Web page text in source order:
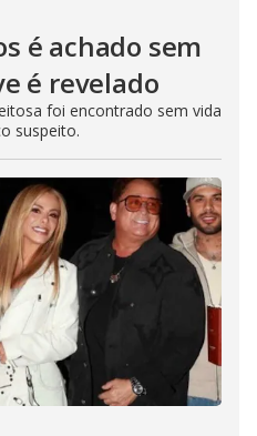
é achado sem
é revelado
foi encontrado sem vida
suspeito.